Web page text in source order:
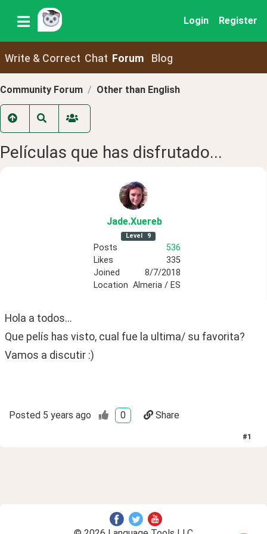
Login Register
Write & Correct Chat Forum Blog
Community Forum Other than English
Películas que has disfrutado...
Jade.Xuereb
Level 9
Posts
536
Likes
335
Joined
8/7/2018
Location Almeria / ES
Hola a todos...
Que pelís has visto, cual fue la ultima/ su favorita?
Vamos a discutir :)
Posted 5 years ago 0 Share
#1